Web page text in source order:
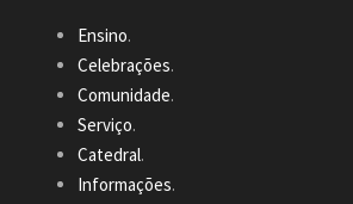
Ensino.
Celebrações.
Comunidade.
Serviço.
Catedral.
Informações.